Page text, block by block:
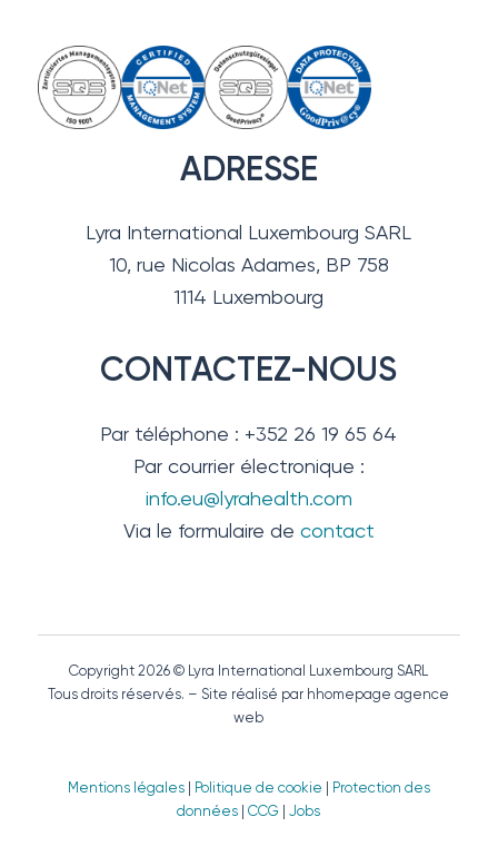
ADRESSE
Lyra International Luxembourg SARL
10, rue Nicolas Adames, BP 758
1114 Luxembourg
CONTACTEZ-NOUS
Par téléphone : +352 26 19 65 64
Par courrier électronique :
info.eu@lyrahealth.com
Via le formulaire de contact
Copyright 2026 © Lyra International Luxembourg SARL
Tous droits réservés. – Site réalisé par hhomepage agence
web
Mentions légales| Politique de cookie
Protection des
données |CCG |Jobs